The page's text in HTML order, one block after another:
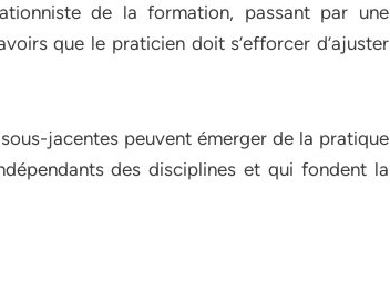
de la formation, passant par une
que le praticien doit s’efforcer d’ajuster
jacentes peuvent émerger de la pratique
des disciplines et qui fondent la